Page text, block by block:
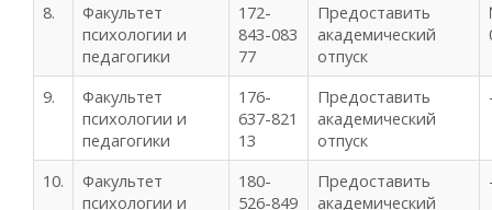
8.
Факультет
психологии и
педагогики
172-
843-083
77
Предоставить
академический
отпуск
9.
Факультет
психологии и
педагогики
176-
637-821
13
Предоставить
академический
отпуск
10.
Факультет
психологии и
180-
526-849
Предоставить
академический